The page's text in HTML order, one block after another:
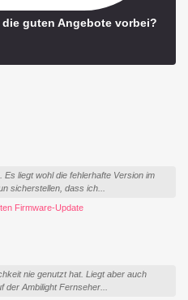
guten Angebote vorbei?
liegt wohl die fehlerhafte Version im
sicherstellen, dass ich...
Firmware-Update
nie genutzt hat. Liegt aber auch
Ambilight Fernseher...